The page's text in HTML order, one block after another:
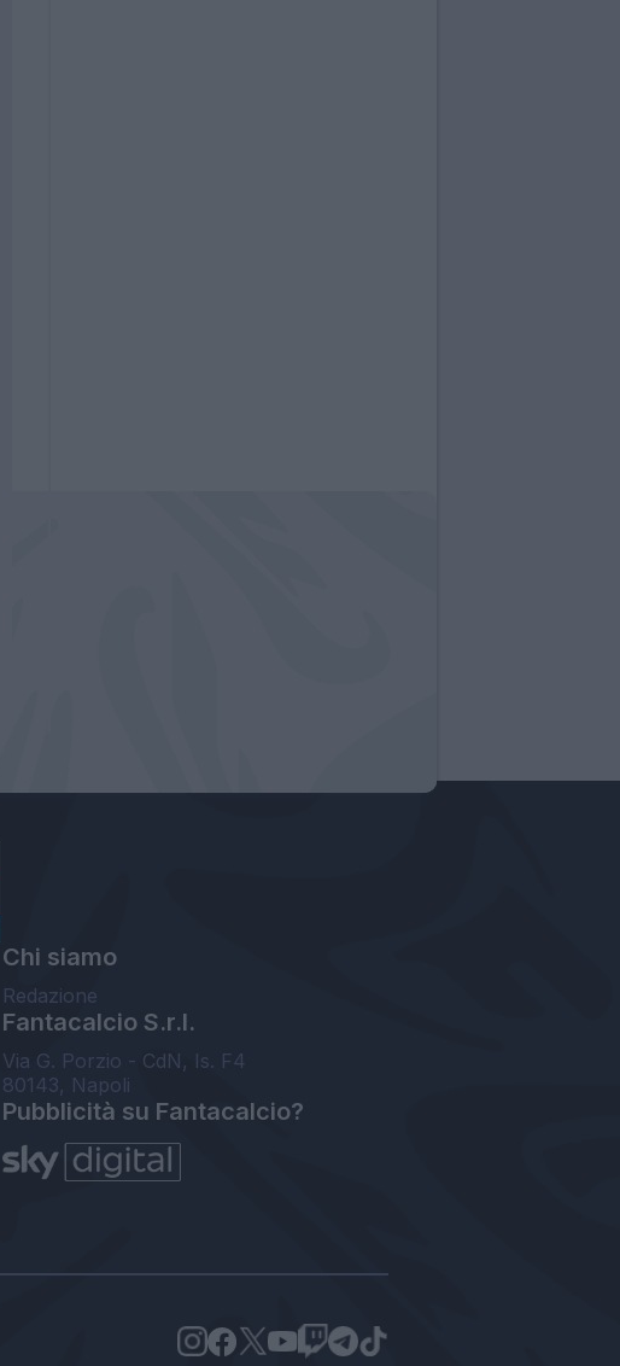
Chi siamo
Redazione
Fantacalcio S.r.l.
Via G. Porzio - CdN, Is. F4
80143, Napoli
Pubblicità su Fantacalcio?